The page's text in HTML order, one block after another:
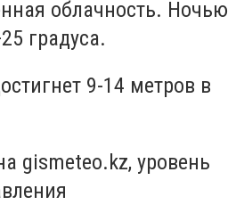
облачность. Ночью
градуса.
9-14 метров в
gismeteo.kz, уровень